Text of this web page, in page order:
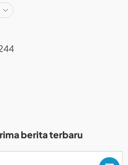
berita terbaru